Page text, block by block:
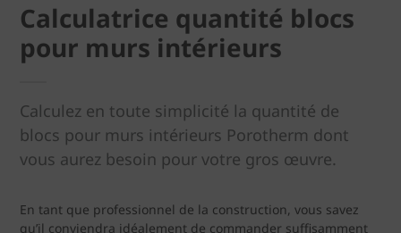
Calculatrice quantité blocs
pour murs intérieurs
Calculez en toute simplicité la quantité de
blocs pour murs intérieurs Porotherm dont
vous aurez besoin pour votre gros œuvre.
En tant que professionnel de la construction, vous savez
qu’il conviendra idéalement de commander suffisamment